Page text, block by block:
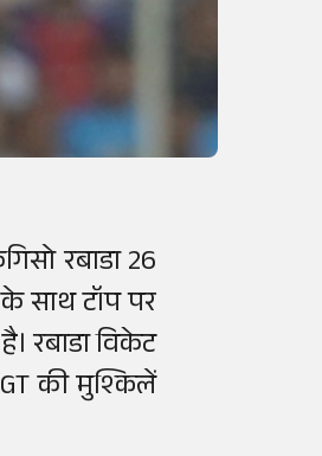
रबाडा 26
साथ टॉप पर
रबाडा विकेट
की मुश्किलें